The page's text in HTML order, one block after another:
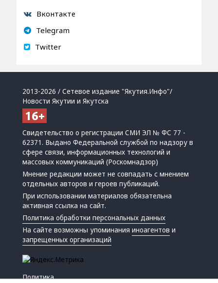
Вконтакте
Telegram
Twitter
2013-2026 / Сетевое издание "Якутия.Инфо"/
Новости Якутии и Якутска
Свидетельство о регистрации СМИ ЭЛ № ФС 77 -
62371. Выдано Федеральной службой по надзору в
сфере связи, информационных технологий и
массовых коммуникаций (Роскомнадзор)
Мнение редакции может не совпадать с мнением
отдельных авторов и героев публикаций.
При использовании материалов обязательна
активная ссылка на сайт.
Политика обработки персональных данных
На сайте возможны упоминанияиноагентов и
запрещенных организаций
Политика